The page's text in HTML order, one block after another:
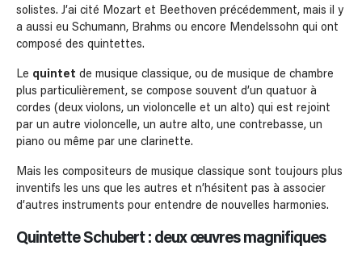
solistes. J’ai cité Mozart et Beethoven précédemment, mais il y
a aussi eu Schumann, Brahms ou encore Mendelssohn qui ont
composé des quintettes.
Le quintet de musique classique, ou de musique de chambre
plus particulièrement, se compose souvent d’un quatuor à
cordes (deux violons, un violoncelle et un alto) qui est rejoint
par un autre violoncelle, un autre alto, une contrebasse, un
piano ou même par une clarinette.
Mais les compositeurs de musique classique sont toujours plus
inventifs les uns que les autres et n’hésitent pas à associer
d’autres instruments pour entendre de nouvelles harmonies.
Quintette Schubert : deux œuvres magnifiques